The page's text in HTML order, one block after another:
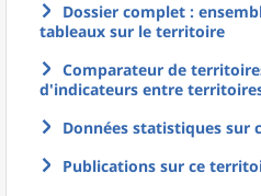
Dossier complet :
tableaux sur le territoire
Comparateur de
d'indicateurs entre
Données statistiques sur
Publications sur ce